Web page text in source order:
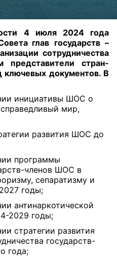
4 июля 2024 года
глав государств –
сотрудничества
стран-
ключевых документов. В
инициативы ШОС о
мир,
развития ШОС до
программы
членов ШОС в
сепаратизму и
годы;
антинаркотической
2029 годы;
стратегии развития
государств-
года;